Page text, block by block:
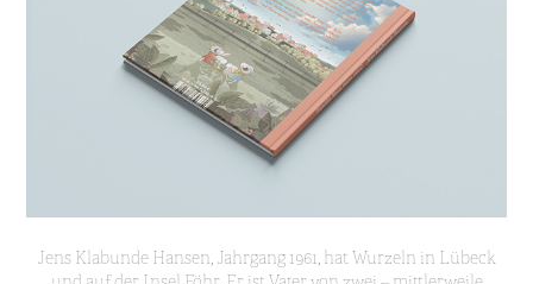
Jens Klabunde Hansen, Jahrgang 1961, hat Wurzeln in Lübeck